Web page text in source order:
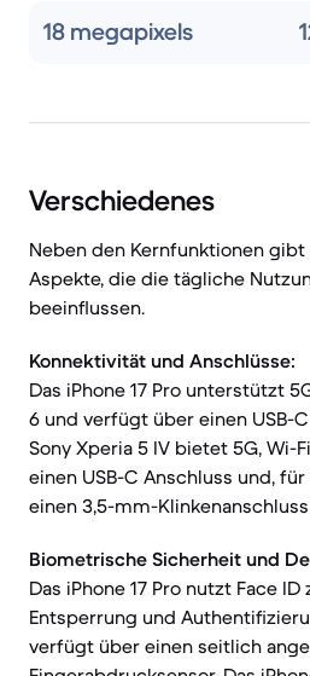
18 megapixels
Verschiedenes
Neben den Kernfunktionen
Aspekte, die die tägliche
beeinflussen.
Konnektivität und Anschlüsse:
Das iPhone 17 Pro unterstützt
6 und verfügt über einen USB-C
Sony Xperia 5 IV bietet 5G, Wi-
einen USB-C Anschluss und,
einen 3,5-mm-
Biometrische Sicherheit und
Das iPhone 17 Pro nutzt Face
Entsperrung und
verfügt über einen seitlich